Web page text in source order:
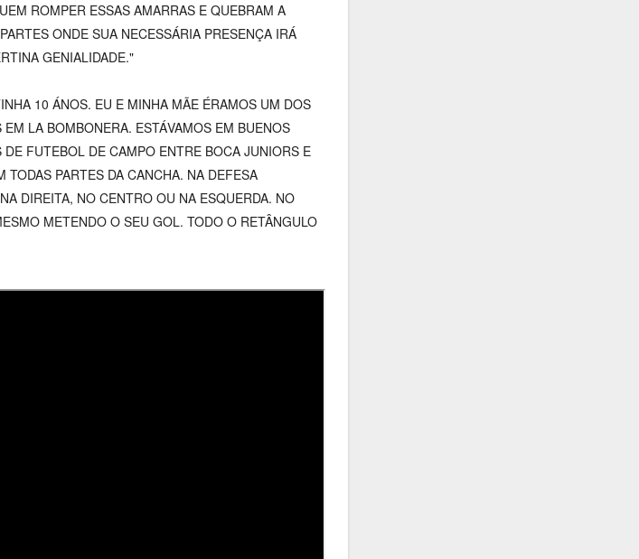
ROMPER ESSAS AMARRAS E QUEBRAM A
ONDE SUA NECESSÁRIA PRESENÇA IRÁ
GENIALIDADE."
10 ÁNOS. EU E MINHA MÃE ÉRAMOS UM DOS
LA BOMBONERA. ESTÁVAMOS EM BUENOS
FUTEBOL DE CAMPO ENTRE BOCA JUNIORS E
TODAS PARTES DA CANCHA. NA DEFESA
DIREITA, NO CENTRO OU NA ESQUERDA. NO
METENDO O SEU GOL. TODO O RETÂNGULO